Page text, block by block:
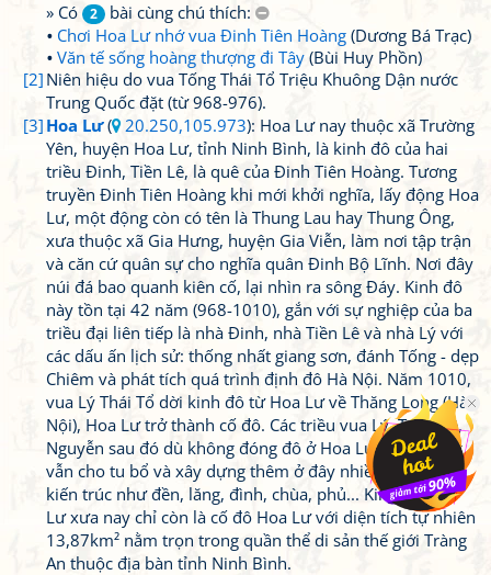
» Có
2
bài cùng chú thích:
Chơi Hoa Lư nhớ vua Đinh Tiên Hoàng (Dương Bá Trạc)
Văn tế sống hoàng thượng đi Tây (Bùi Huy Phồn)
[2] Niên hiệu do vua Tống Thái Tổ Triệu Khuông Dận nước
Trung Quốc đặt (từ 968-976).
[3] Hoa Lư( 20.250,105.973): Hoa Lư nay thuộc xã Trường
Yên, huyện Hoa Lư, tỉnh Ninh Bình, là kinh đô của hai
triều Đinh, Tiền Lê, là quê của Đinh Tiên Hoàng. Tương
truyền Đinh Tiên Hoàng khi mới khởi nghĩa, lấy động Hoa
Lư, một động còn có tên là Thung Lau hay Thung Ông,
xưa thuộc xã Gia Hưng, huyện Gia Viễn, làm nơi tập trận
và căn cứ quân sự cho nghĩa quân Đinh Bộ Lĩnh. Nơi đây
núi đá bao quanh kiên cố, lại nhìn ra sông Đáy. Kinh đô
này tồn tại 42 năm (968-1010), gắn với sự nghiệp của ba
triều đại liên tiếp là nhà Đinh, nhà Tiền Lê và nhà Lý với
các dấu ấn lịch sử: thống nhất giang sơn, đánh Tống - dẹp
Chiêm và phát tích quá trình định đô Hà Nội. Năm 1010,
vua Lý Thái Tổ dời kinh đô từ Hoa Lư về Thăng Long (Hà
Nội), Hoa Lư trở thành cố đô. Các triều vua Lý, Trần, Lê,
Nguyễn sau đó dù không đóng đô ở Hoa Lư nữa nhưng
vẫn cho tu bổ và xây dựng thêm ở đây nhiều công trình
kiến trúc như đền, lăng, đình, chùa, phủ... Kinh đô Hoa
Lư xưa nay chỉ còn là cố đô Hoa Lư với diện tích tự nhiên
13,87km² nằm trọn trong quần thể di sản thế giới Tràng
An thuộc địa bàn tỉnh Ninh Bình.